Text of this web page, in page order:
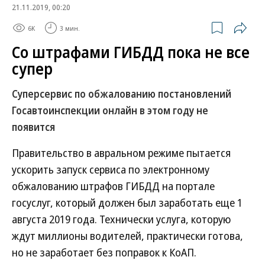
21.11.2019, 00:20
6K 3 мин.
Со штрафами ГИБДД пока не все
супер
Суперсервис по обжалованию постановлений
Госавтоинспекции онлайн в этом году не
появится
Правительство в авральном режиме пытается
ускорить запуск сервиса по электронному
обжалованию штрафов ГИБДД на портале
госуслуг, который должен был заработать еще 1
августа 2019 года. Технически услуга, которую
ждут миллионы водителей, практически готова,
но не заработает без поправок к КоАП.